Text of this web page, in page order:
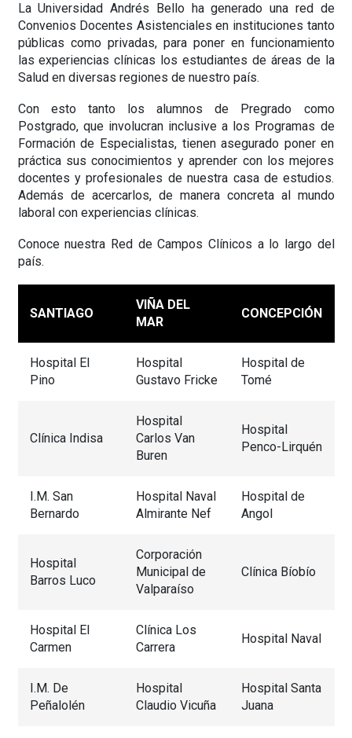
La Universidad Andrés Bello ha generado una red de
Convenios Docentes Asistenciales en instituciones tanto
públicas como privadas, para poner en funcionamiento
las experiencias clínicas los estudiantes de áreas de la
Salud en diversas regiones de nuestro país.
Con esto tanto los alumnos de Pregrado como
Postgrado, que involucran inclusive a los Programas de
Formación de Especialistas, tienen asegurado poner en
práctica sus conocimientos y aprender con los mejores
docentes y profesionales de nuestra casa de estudios.
Además de acercarlos, de manera concreta al mundo
laboral con experiencias clínicas.
Conoce nuestra Red de Campos Clínicos a lo largo del
país.
SANTIAGO
VIÑA DEL
MAR
CONCEPCIÓN
Hospital El
Pino
Hospital
Gustavo Fricke
Hospital de
Tomé
Clínica Indisa
Hospital
Carlos Van
Buren
Hospital
Penco-Lirquén
I.M. San
Bernardo
Hospital Naval
Almirante Nef
Hospital de
Angol
Hospital
Barros Luco
Corporación
Municipal de
Valparaíso
Clínica Bíobío
Hospital El
Carmen
Clínica Los
Carrera
Hospital Naval
I.M. De
Peñalolén
Hospital
Claudio Vicuña
Hospital Santa
Juana